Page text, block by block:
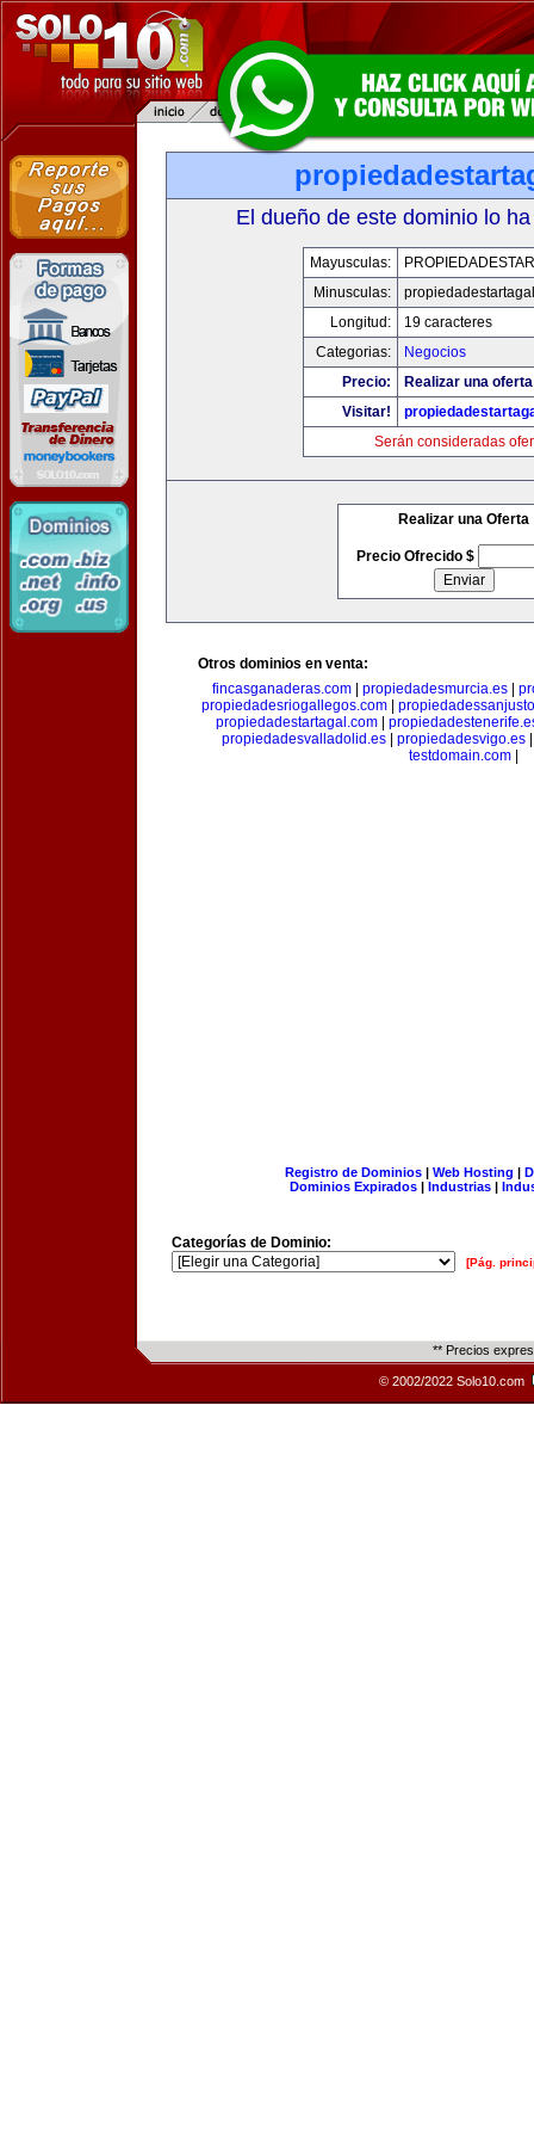
El dueño de este dominio lo
Mayusculas:
Minusculas:
Longitud:
19 caracteres
Categorias:
Negocios
Precio:
Realizar una
Visitar!
Serán consideradas
Realizar una Oferta
Precio Ofrecido $
Otros dominios en venta:
fincasganaderas.com
propiedadesmurcia.es
propiedadesriogallegos.com|
propiedadestartagal.com|
propiedadesvalladolid.es
propiedadesvigo.es
testdomain.com
Registro de Dominios| Web Hosting |
Dominios Expirados | Industrias |
Categorías de Dominio:
[Pág.
** Precios
© 2002/2022 Solo10.com